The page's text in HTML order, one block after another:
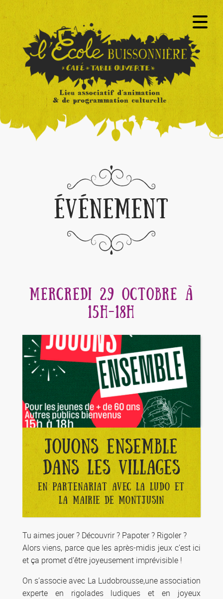
ÉVÉNEMENT
MERCREDI 29 OCTOBRE À
15H-18H
JOUONS ENSEMBLE
DANS LES VILLAGES
EN PARTENARIAT AVEC LA LUDO ET
LA MAIRIE DE MONTJUSIN
Tu aimes jouer ? Découvrir ? Papoter ? Rigoler ?
Alors viens, parce que les après-midis jeux c’est ici
et ça promet d’être joyeusement imprévisible !
On s’associe avec La Ludobrousse,une association
experte en rigolades ludiques et en joyeux